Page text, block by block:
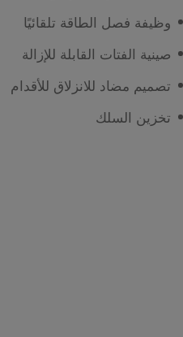
وظيفة فصل الطاقة تلقائيًا
صينية الفتات القابلة للإزالة
تصميم مضاد للانزلاق للأقدام
تخزين السلك